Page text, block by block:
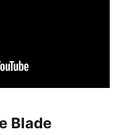
Blade